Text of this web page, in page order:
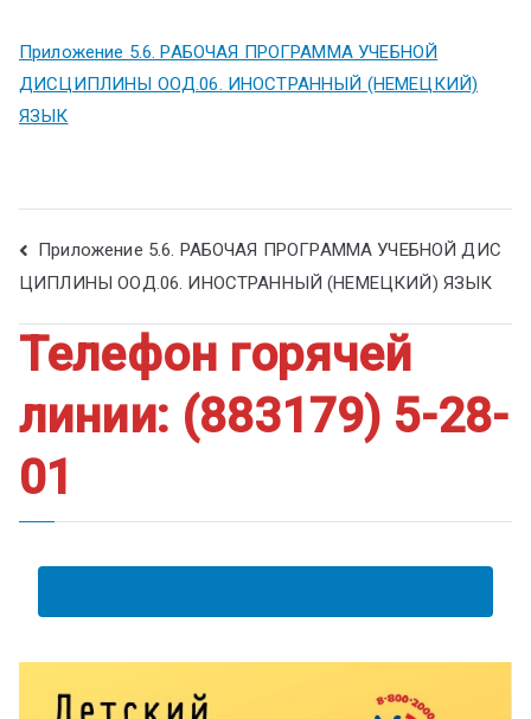
Приложение 5.6. РАБОЧАЯ ПРОГРАММА УЧЕБНОЙ
ДИСЦИПЛИНЫ ООД.06. ИНОСТРАННЫЙ (НЕМЕЦКИЙ)
ЯЗЫК
Приложение 5.6. РАБОЧАЯ ПРОГРАММА УЧЕБНОЙ ДИС
ЦИПЛИНЫ ООД.06. ИНОСТРАННЫЙ (НЕМЕЦКИЙ) ЯЗЫК
Телефон горячей
линии: (883179) 5-28-
01